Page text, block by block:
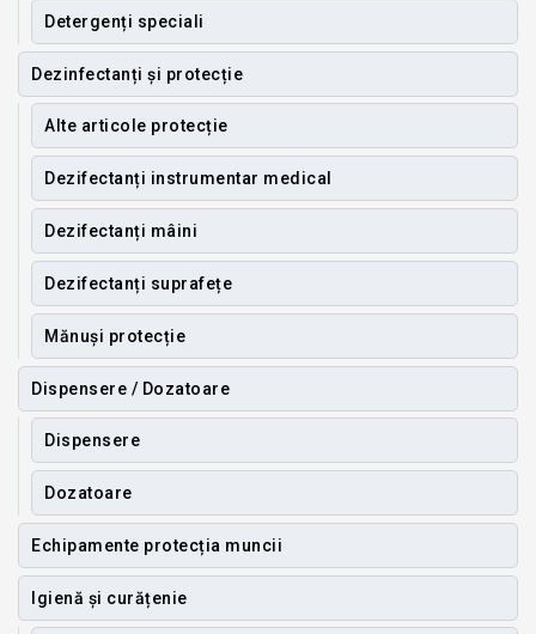
Detergenți speciali
Dezinfectanți și protecție
Alte articole protecție
Dezifectanți instrumentar medical
Dezifectanți mâini
Dezifectanți suprafețe
Mănuși protecție
Dispensere / Dozatoare
Dispensere
Dozatoare
Echipamente protecția muncii
Igienă și curățenie